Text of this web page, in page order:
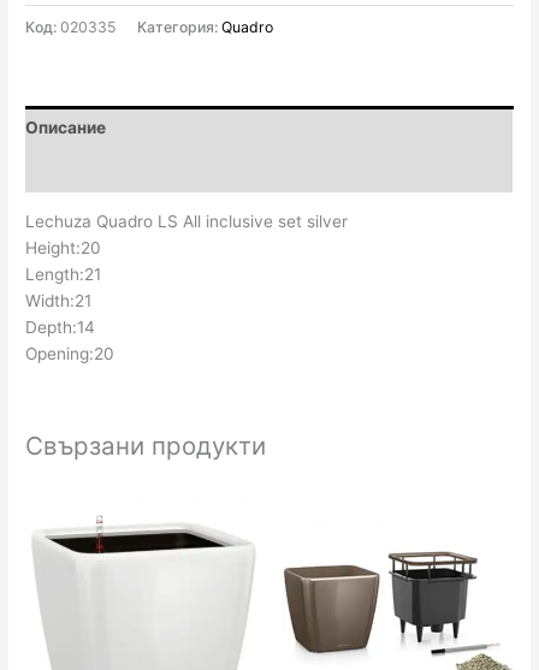
Premium
21x21
Код:020335 Категория:Quadro
Описание
Lechuza Quadro LS All inclusive set silver
Height:20
Length:21
Width:21
Depth:14
Opening:20
Свързани продукти